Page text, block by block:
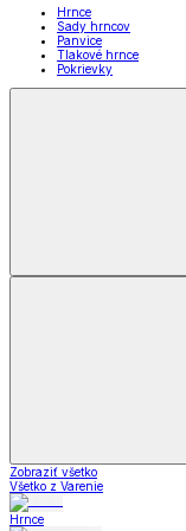
Hrnce
Sady hrncov
Panvice
Tlakové hrnce
Pokrievky
Zobraziť všetko
Všetko z Varenie
Hrnce